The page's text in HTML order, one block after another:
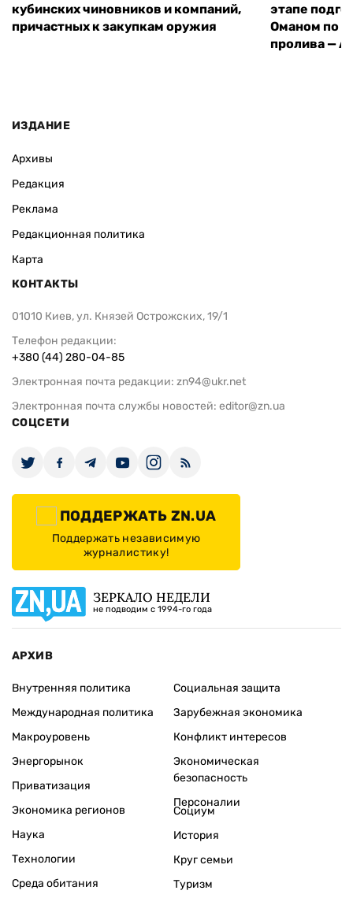
кубинских чиновников и компаний,
причастных к закупкам оружия
этапе
Оманом по
пролива —
ИЗДАНИЕ
Архивы
Редакция
Реклама
Редакционная политика
Карта
КОНТАКТЫ
01010 Киев, ул. Князей Острожских, 19/1
Телефон редакции:
+380 (44) 280-04-85
Электронная почта редакции: zn94@ukr.net
Электронная почта службы новостей: editor@zn.ua
СОЦСЕТИ
ПОДДЕРЖАТЬ ZN.UA
Поддержать независимую
журналистику!
ЗЕРКАЛО НЕДЕЛИ
не подводим с 1994-го года
АРХИВ
Внутренняя политика
Международная политика
Макроуровень
Энергорынок
Приватизация
Экономика регионов
Социальная защита
Зарубежная экономика
Конфликт интересов
Экономическая
безопасность
Персоналии
Наука
Технологии
Среда обитания
Социум
История
Круг семьи
Туризм